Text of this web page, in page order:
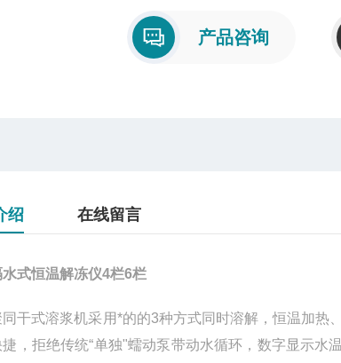
产品咨询
绍 在线留言
水式恒温解冻仪4栏6栏
干式溶浆机采用*的的3种方式同时溶解，恒温加
，拒绝传统“单独"蠕动泵带动水循环，数字显示